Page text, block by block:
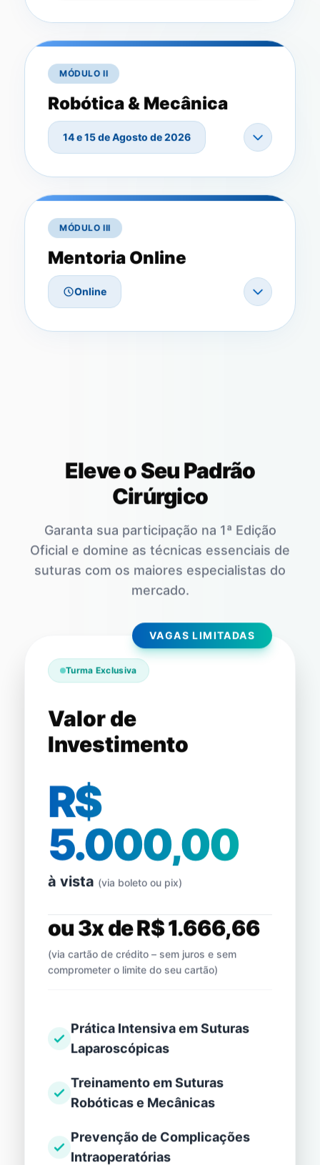
MÓDULO II
Robótica & Mecânica
14 e 15 de Agosto de 2026
MÓDULO III
Mentoria Online
Online
Eleve o Seu Padrão
Cirúrgico
Garanta sua participação na 1ª Edição
Oficial e domine as técnicas essenciais de
suturas com os maiores especialistas do
mercado.
VAGAS LIMITADAS
Turma Exclusiva
Valor de
Investimento
R$
5.000,00
à vista (via boleto ou pix)
ou 3x de R$ 1.666,66
(via cartão de crédito – sem juros e sem
comprometer o limite do seu cartão)
Prática Intensiva em Suturas
Laparoscópicas
Treinamento em Suturas
Robóticas e Mecânicas
Prevenção de Complicações
Intraoperatórias